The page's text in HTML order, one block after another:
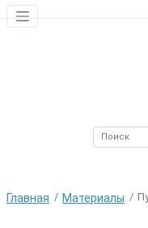
Главная Материалы